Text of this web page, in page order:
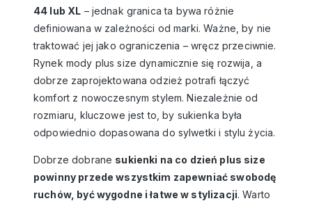
44 lub XL – jednak granica ta bywa różnie
definiowana w zależności od marki. Ważne, by nie
traktować jej jako ograniczenia – wręcz przeciwnie.
Rynek mody plus size dynamicznie się rozwija, a
dobrze zaprojektowana odzież potrafi łączyć
komfort z nowoczesnym stylem. Niezależnie od
rozmiaru, kluczowe jest to, by sukienka była
odpowiednio dopasowana do sylwetki i stylu życia.
Dobrze dobrane sukienki na co dzień plus size
powinny przede wszystkim zapewniać swobodę
ruchów, być wygodne i łatwe w stylizacji. Warto